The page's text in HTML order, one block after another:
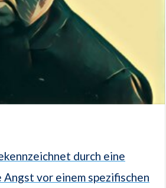
durch eine
vor einem spezifischen